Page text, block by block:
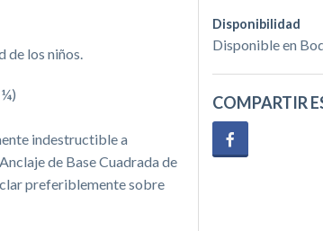
los niños.
¼)
indestructible a
de Base Cuadrada de
preferiblemente sobre
Disponibilidad
Disponible en
COMPARTIR